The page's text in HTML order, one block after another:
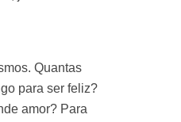
Quantas
para ser feliz?
amor? Para